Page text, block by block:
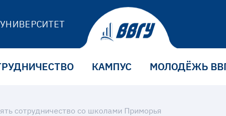
КАМПУС МОЛОДЁЖЬ
сотрудничество со школами Приморья